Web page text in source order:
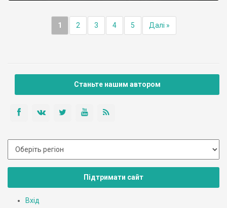
1 2 3 4 5 Далі »
Станьте нашим автором
Підтримати сайт
Вхід